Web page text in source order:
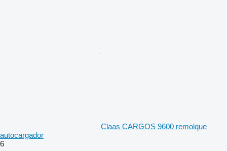
Claas CARGOS 9600 remolque
autocargador
6